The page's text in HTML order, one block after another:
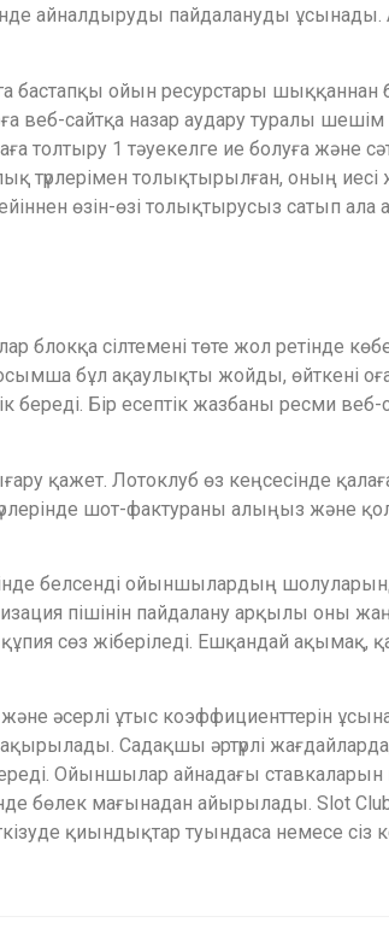
айналдыруды пайдалануды
бастапқы ойын ресурстары шыққаннан
веб-сайтқа назар аудару туралы
толтыру 1 тәуекелге ие болуға және
түрлерімен толықтырылған, оның
өзін-өзі толықтырусыз сатып
блокқа сілтемені төте жол ретінде
бұл ақаулықты жойды, өйткені
береді. Бір есептік жазбаны ресми
қажет. Лотоклуб өз кеңсесінде
шот-фактураны алыңыз және
белсенді ойыншылардың
пішінін пайдалану арқылы оны
сөз жіберіледі. Ешқандай ақымақ,
әсерлі ұтыс коэффициенттерін
Садақшы әртүрлі
береді. Ойыншылар айнадағы
бөлек мағынадан айырылады. Slot
қиындықтар туындаса немесе сіз